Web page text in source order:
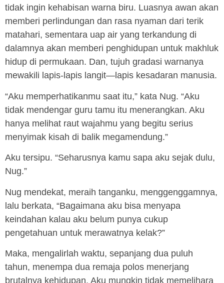
tidak ingin kehabisan warna biru. Luasnya awan akan
memberi perlindungan dan rasa nyaman dari terik
matahari, sementara uap air yang terkandung di
dalamnya akan memberi penghidupan untuk makhluk
hidup di permukaan. Dan, tujuh gradasi warnanya
mewakili lapis-lapis langit—lapis kesadaran manusia.
“Aku memperhatikanmu saat itu,” kata Nug. “Aku
tidak mendengar guru tamu itu menerangkan. Aku
hanya melihat raut wajahmu yang begitu serius
menyimak kisah di balik megamendung.”
Aku tersipu. “Seharusnya kamu sapa aku sejak dulu,
Nug.”
Nug mendekat, meraih tanganku, menggenggamnya,
lalu berkata, “Bagaimana aku bisa menyapa
keindahan kalau aku belum punya cukup
pengetahuan untuk merawatnya kelak?”
Maka, mengalirlah waktu, sepanjang dua puluh
tahun, menempa dua remaja polos menerjang
brutalnya kehidupan. Aku mungkin tidak memelihara